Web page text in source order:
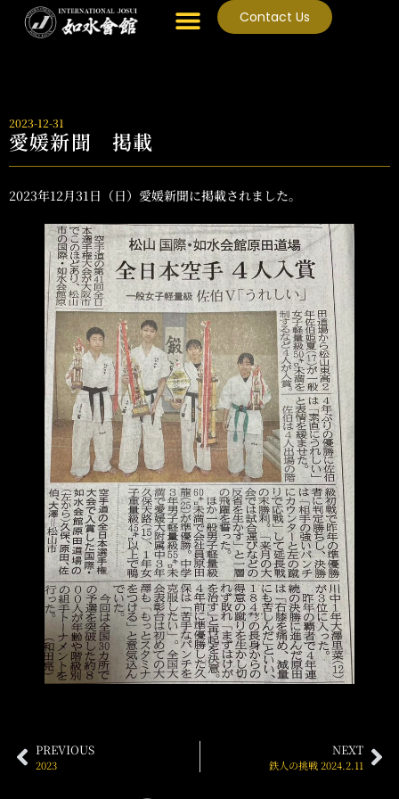
Contact Us
2023-12-31
愛媛新聞 掲載
2023年12月31日（日）愛媛新聞に掲載されました。
PREVIOUS
2023
NEXT
鉄人の挑戦 2024.2.11